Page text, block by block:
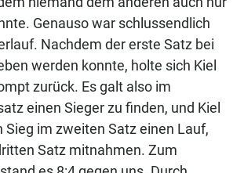
Genauso war schlussendlich
Nachdem der erste Satz bei
werden konnte, holte sich Kiel
zurück. Es galt also im
einen Sieger zu finden, und Kiel
Sieg im zweiten Satz einen Lauf,
Satz mitnahmen. Zum